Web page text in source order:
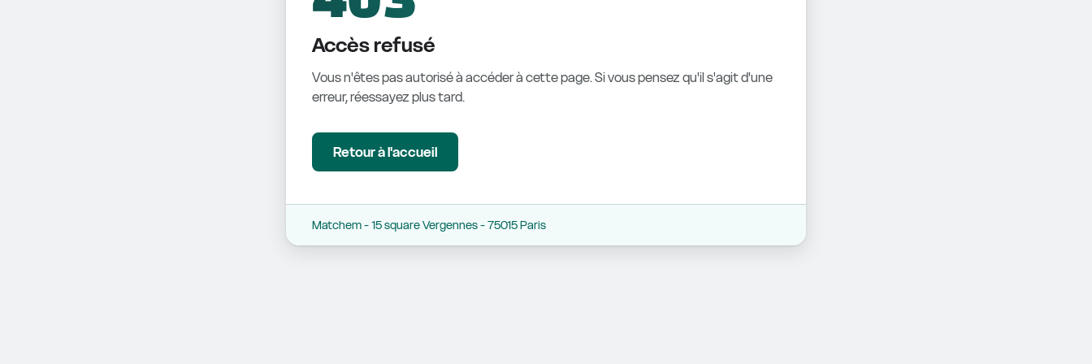
Accès refusé
Vous n'êtes pas autorisé à accéder à cette page. Si vous pensez qu'il s'agit d'une
erreur, réessayez plus tard.
Retour à l'accueil
Matchem - 15 square Vergennes - 75015 Paris